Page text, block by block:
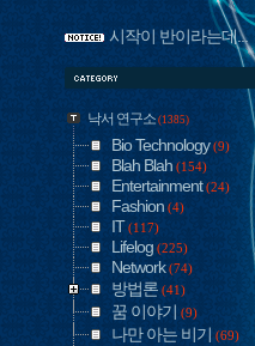
시작이 반이라는데...
낙서 연구소 (1385)
Bio Technology(9)
Blah Blah (154)
Entertainment(24)
Fashion (4)
IT (117)
Lifelog (225)
Network(74)
방법론 (41)
꿈 이야기 (9)
나만 아는 비기 (69)